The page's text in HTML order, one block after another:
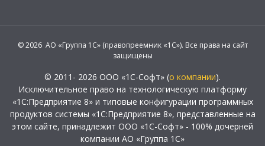
© 2026 АО «Группа 1С» (правопреемник «1С»). Все права на сайт
защищены
© 2011- 2026 ООО «1С-Софт» (о компании).
Исключительное право на технологическую платформу
«1С:Предприятие 8» и типовые конфигурации программных
продуктов системы «1С:Предприятие 8», представленные на
этом сайте, принадлежит ООО «1С-Софт» - 100% дочерней
компании АО «Группа 1С»